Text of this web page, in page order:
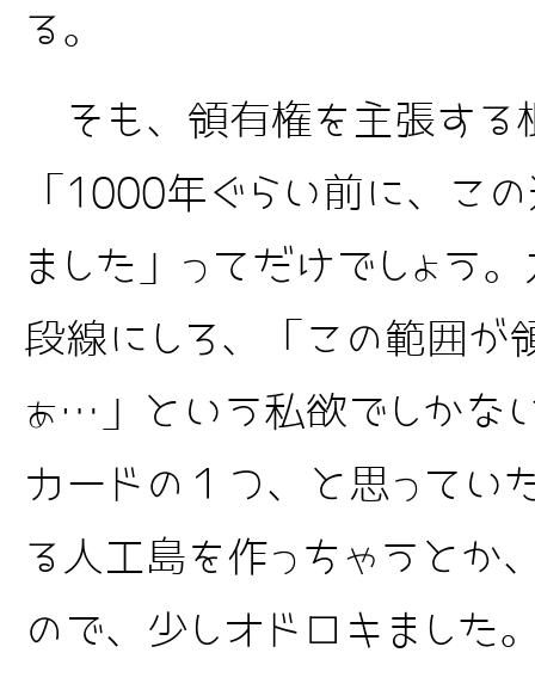
る。
そも、領有権を主張する
「1000年ぐらい前に、こ
ました」ってだけでしょう
段線にしろ、「この範囲が
ぁ…」という私欲でしかな
カードの１つ、と思ってい
る人工島を作っちゃうとか
ので、少しオドロキました